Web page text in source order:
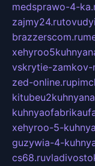
medsprawo-4-
zajmy24.ru
brazzerscom.ru
vskrytie-zamkov-
zed-online.ru
xehyroo-5-
guzywia-4-
cs68.ru